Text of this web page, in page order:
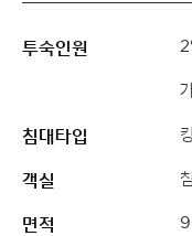
투숙인원 2
침대타입
객실
면적